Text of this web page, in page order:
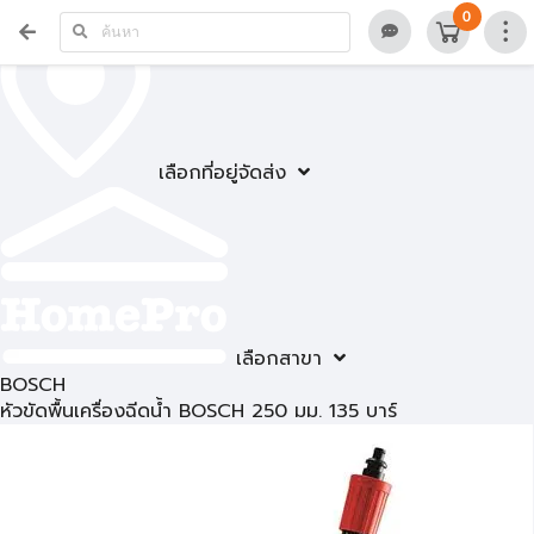
เลือกที่อยู่จัดส่ง
เลือกสาขา
0
BOSCH
หัวขัดพื้นเครื่องฉีดน้ำ BOSCH 250 มม. 135 บาร์